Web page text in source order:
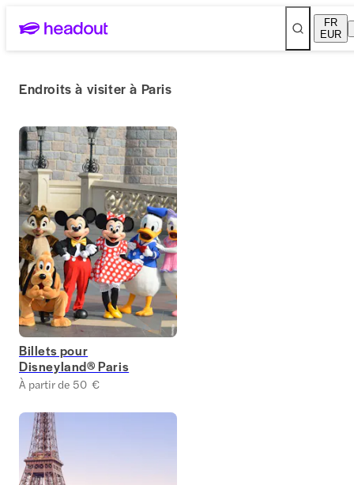
FR
EUR
Endroits à visiter à Paris
Billets pour
Disneyland® Paris
À partir de 50 €